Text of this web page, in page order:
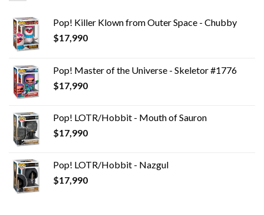
Pop! Killer Klown from Outer Space - Chubby
$17,990
Pop! Master of the Universe - Skeletor #1776
$17,990
Pop! LOTR/Hobbit - Mouth of Sauron
$17,990
Pop! LOTR/Hobbit - Nazgul
$17,990